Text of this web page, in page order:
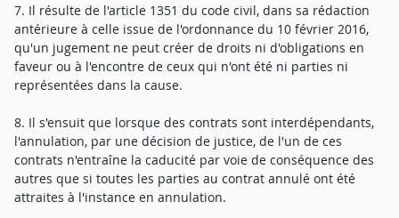
7. Il résulte de l'article 1351 du code civil, dans sa rédaction
antérieure à celle issue de l'ordonnance du 10 février 2016,
qu'un jugement ne peut créer de droits ni d'obligations en
faveur ou à l'encontre de ceux qui n'ont été ni parties ni
représentées dans la cause.
8. Il s'ensuit que lorsque des contrats sont interdépendants,
l'annulation, par une décision de justice, de l'un de ces
contrats n'entraîne la caducité par voie de conséquence des
autres que si toutes les parties au contrat annulé ont été
attraites à l'instance en annulation.